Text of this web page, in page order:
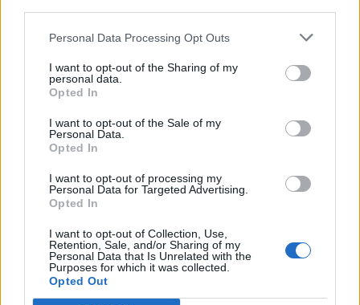
Personal Data Processing Opt Outs
I want to opt-out of the Sharing of my
personal data.
Opted In
I want to opt-out of the Sale of my
Personal Data.
Opted In
I want to opt-out of processing my
Personal Data for Targeted Advertising.
Opted In
I want to opt-out of Collection, Use,
Retention, Sale, and/or Sharing of my
Personal Data that Is Unrelated with the
Purposes for which it was collected.
Opted Out